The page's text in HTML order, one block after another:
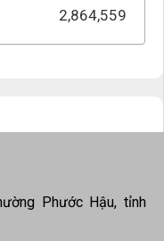
2,864,559
Phước Hậu, tỉnh